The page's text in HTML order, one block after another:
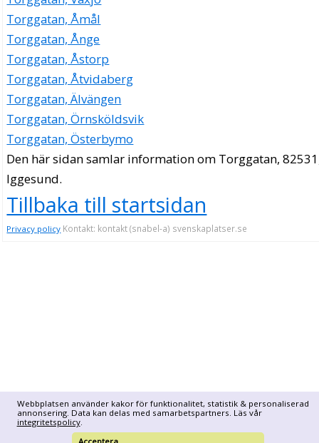
Webbplatsen använder kakor för funktionalitet, statistik & personaliserad
annonsering. Data kan delas med samarbetspartners. Läs vår
integritetspolicy.
Torggatan, Åmål
Torggatan, Ånge
Torggatan, Åstorp
Torggatan, Åtvidaberg
Torggatan, Älvängen
Torggatan, Örnsköldsvik
Torggatan, Österbymo
Den här sidan samlar information om Torggatan,
Iggesund.
Tillbaka till startsidan
Privacy policy Kontakt: kontakt (snabel-a) svenskaplatser.se